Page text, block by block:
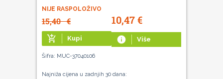
NIJE RASPOLOŽIVO
15,40€ 10,47€
add_shopping_cart Kupi info Više
Šifra: MUC-37040106
Najniža cijena u zadnjih 30 dana: